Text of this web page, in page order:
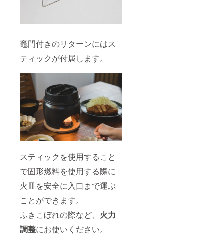
竈門付きのリターンにはス
ティックが付属します。
スティックを使用すること
で固形燃料を使用する際に
火皿を安全に入口まで運ぶ
ことができます。
ふきこぼれの際など、 火力
調整にお使いください。